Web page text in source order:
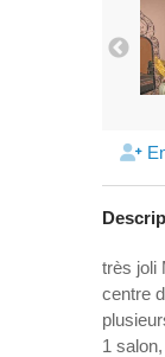
très joli
centre
1